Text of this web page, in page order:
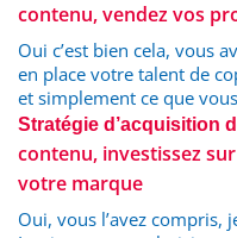
contenu, vendez vos
Oui c’est bien cela, vous
en place votre talent de
et simplement ce que
Stratégie d’acquisition
contenu, investissez
votre marque
Oui, vous l’avez compris,